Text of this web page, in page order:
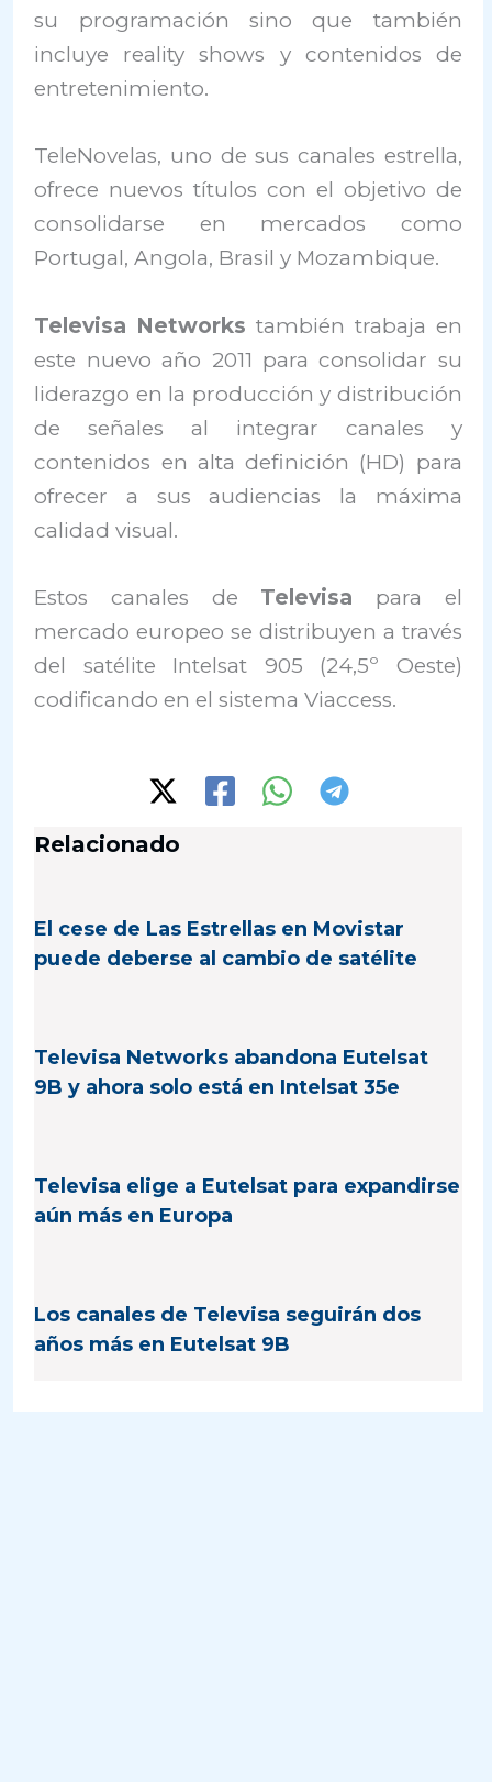
su programación sino que también
incluye reality shows y contenidos de
entretenimiento.
TeleNovelas, uno de sus canales estrella,
ofrece nuevos títulos con el objetivo de
consolidarse en mercados como
Portugal, Angola, Brasil y Mozambique.
Televisa Networks también trabaja en
este nuevo año 2011 para consolidar su
liderazgo en la producción y distribución
de señales al integrar canales y
contenidos en alta definición (HD) para
ofrecer a sus audiencias la máxima
calidad visual.
Estos canales de Televisa para el
mercado europeo se distribuyen a través
del satélite Intelsat 905 (24,5º Oeste)
codificando en el sistema Viaccess.
Relacionado
El cese de Las Estrellas en Movistar
puede deberse al cambio de satélite
Televisa Networks abandona Eutelsat
9B y ahora solo está en Intelsat 35e
Televisa elige a Eutelsat para expandirse
aún más en Europa
Los canales de Televisa seguirán dos
años más en Eutelsat 9B